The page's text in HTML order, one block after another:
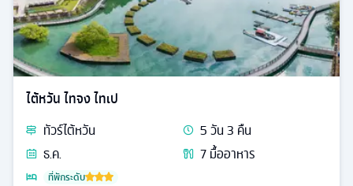
ไต้หวัน ไทจง ไทเป
ทัวร์ไต้หวัน 5วัน3 คืน
ธ.ค.
7มื้ออาหาร
ที่พักระดับ